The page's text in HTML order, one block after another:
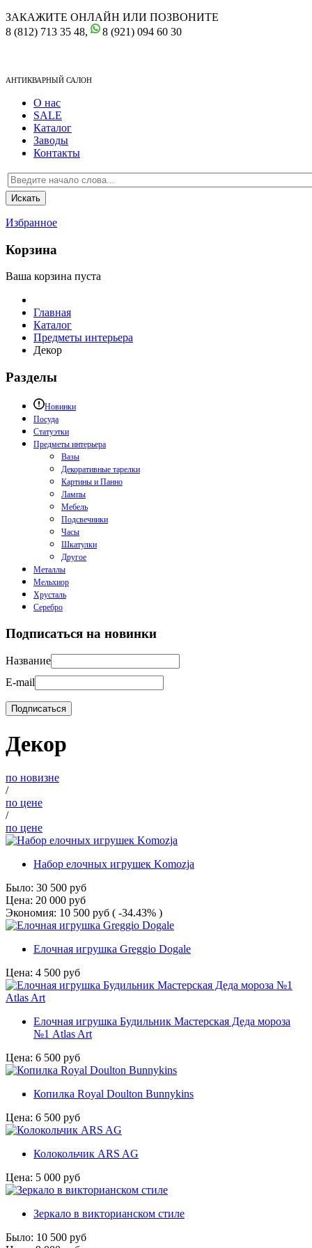
ЗАКАЖИТЕ ОНЛАЙН ИЛИ ПОЗВОНИТЕ
8 (812) 713 35 48,
8 (921) 094 60 30
АНТИКВАРНЫЙ САЛОН
О нас
SALE
Каталог
Заводы
Контакты
Избранное
Корзина
Ваша корзина пуста
Главная
Каталог
Предметы интерьера
Декор
Разделы
Новинки
Посуда
Статуэтки
Предметы интерьера
Вазы
Декоративные тарелки
Картины и Панно
Лампы
Мебель
Подсвечники
Часы
Шкатулки
Другое
Металлы
Мельхиор
Хрусталь
Серебро
Подписаться на новинки
Название
E-mail
Декор
по новизне
/
по цене
/
по цене
Набор елочных игрушек Komozja
Было: 30 500 руб
Цена: 20 000 руб
Экономия: 10 500 руб ( -34.43% )
Елочная игрушка Greggio Dogale
Цена: 4 500 руб
Елочная игрушка Будильник Мастерская Деда мороза
№1 Atlas Art
Цена: 6 500 руб
Копилка Royal Doulton Bunnykins
Цена: 6 500 руб
Колокольчик ARS AG
Цена: 5 000 руб
Зеркало в викторианском стиле
Было: 10 500 руб